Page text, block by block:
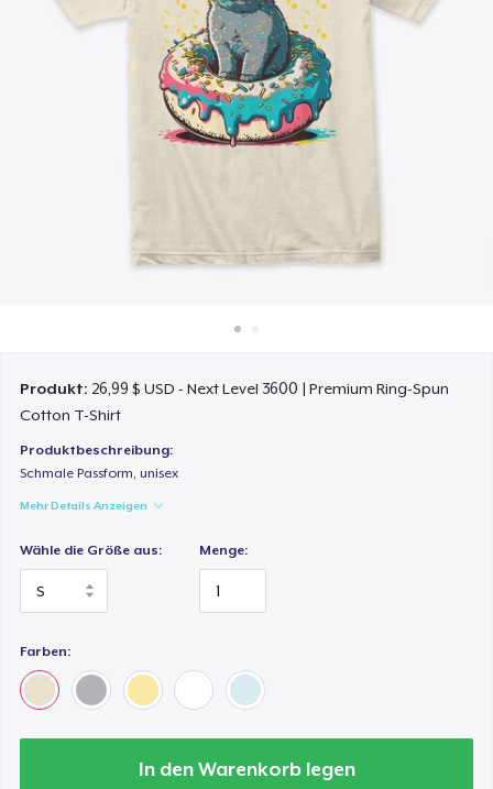
Überall verkaufen
Etwas verkaufen
Produkt: 26,99 $ USD - Next Level 3600 | Premium Ring-Spun
Cotton T-Shirt
Produktbeschreibung:
Schmale Passform, unisex
Mehr Details Anzeigen
Wähle die Größe aus: Menge:
Farben:
In den Warenkorb legen